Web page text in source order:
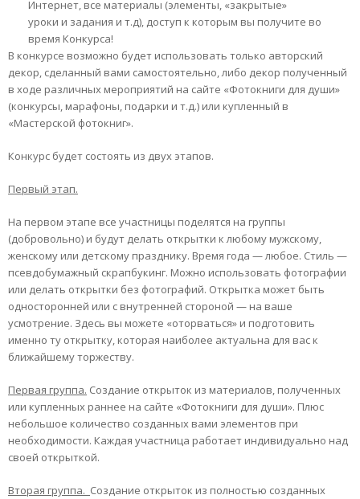
Интернет, все материалы (элементы, «закрытые»
уроки и задания и т.д), доступ к которым вы получите во
время Конкурса!
В конкурсе возможно будет использовать только авторский
декор, сделанный вами самостоятельно, либо декор полученный
в ходе различных мероприятий на сайте «Фотокниги для души»
(конкурсы, марафоны, подарки и т.д.) или купленный в
«Мастерской фотокниг».
Конкурс будет состоять из двух этапов.
Первый этап.
На первом этапе все участницы поделятся на группы
(добровольно) и будут делать открытки к любому мужскому,
женскому или детскому празднику. Время года — любое. Стиль —
псевдобумажный скрапбукинг. Можно использовать фотографии
или делать открытки без фотографий. Открытка может быть
односторонней или с внутренней стороной — на ваше
усмотрение. Здесь вы можете «оторваться» и подготовить
именно ту открытку, которая наиболее актуальна для вас к
ближайшему торжеству.
Первая группа. Создание открыток из материалов, полученных
или купленных раннее на сайте «Фотокниги для души». Плюс
небольшое количество созданных вами элементов при
необходимости. Каждая участница работает индивидуально над
своей открыткой.
Вторая группа. Создание открыток из полностью созданных